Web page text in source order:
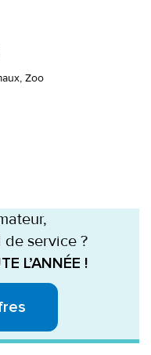
Zoo
service ?
L’ANNÉE !